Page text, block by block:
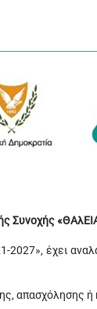
Συνοχής
2027», έχει
απασχόλησης